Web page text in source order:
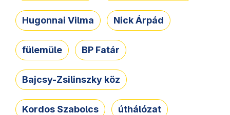
Hugonnai Vilma Nick Árpád
fülemüle BP Fatár
Bajcsy-Zsilinszky köz
Kordos Szabolcs úthálózat